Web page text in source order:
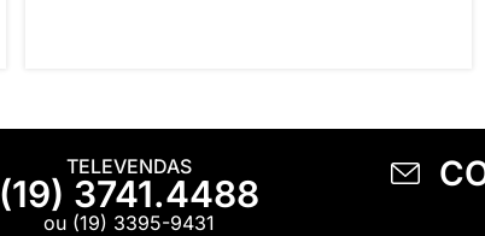
TELEVENDAS
(19) 3741.4488
ou (19) 3395-9431